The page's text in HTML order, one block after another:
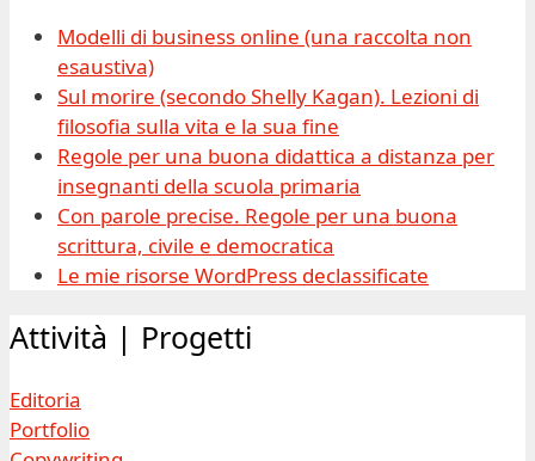
Modelli di business online (una raccolta non
esaustiva)
Sul morire (secondo Shelly Kagan). Lezioni di
filosofia sulla vita e la sua fine
Regole per una buona didattica a distanza per
insegnanti della scuola primaria
Con parole precise. Regole per una buona
scrittura, civile e democratica
Le mie risorse WordPress declassificate
Attività | Progetti
Editoria
Portfolio